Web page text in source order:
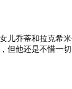
乔蒂和拉克希
但他还是不惜一